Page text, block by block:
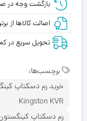
بازگشت وجه در
اصالت کالاها از
تحویل سریع در
برچسب‌ها:
Kingston KVR